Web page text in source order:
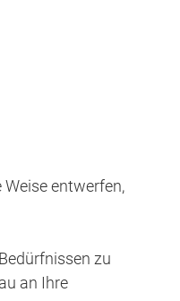
entwerfen,
zu
an Ihre